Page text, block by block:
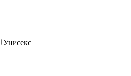
Унисекс